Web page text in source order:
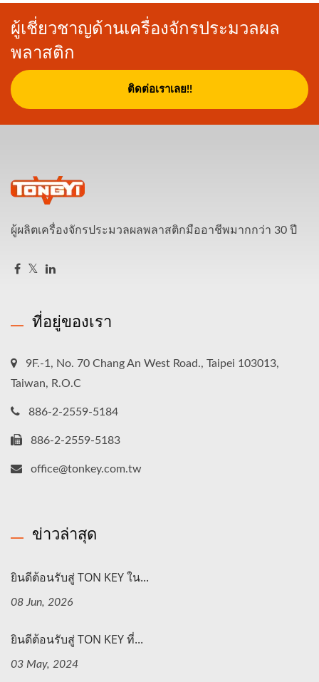
ผู้เชี่ยวชาญด้านเครื่องจักรประมวลผล
พลาสติก
ติดต่อเราเลย!!
ผู้ผลิตเครื่องจักรประมวลผลพลาสติกมืออาชีพมากกว่า 30 ปี
ที่อยู่ของเรา
9F.-1, No. 70 Chang An West Road., Taipei 103013,
Taiwan, R.O.C
886-2-2559-5184
886-2-2559-5183
office@tonkey.com.tw
ข่าวล่าสุด
ยินดีต้อนรับสู่ TON KEY ใน...
08 Jun, 2026
ยินดีต้อนรับสู่ TON KEY ที่...
03 May, 2024